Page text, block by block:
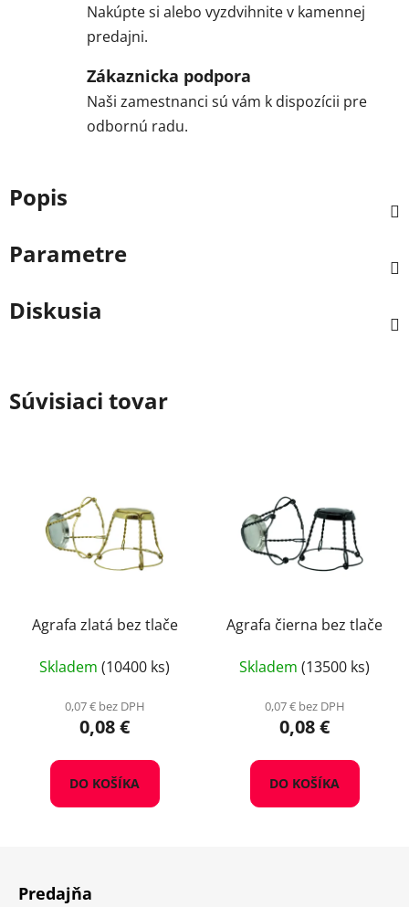
Nakúpte si alebo vyzdvihnite v kamennej
predajni.
Zákaznicka podpora
Naši zamestnanci sú vám k dispozícii pre
odbornú radu.
Popis
Parametre
Diskusia
Súvisiaci tovar
Agrafa zlatá bez tlače
Skladem (10400 ks)
0,07 € bez DPH
0,08 €
DO KOŠÍKA
Agrafa čierna bez tlače
Skladem (13500 ks)
0,07 € bez DPH
0,08 €
DO KOŠÍKA
Predajňa